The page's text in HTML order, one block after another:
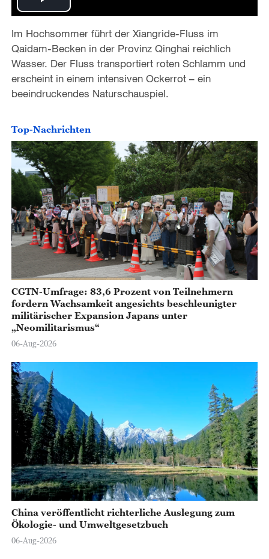
P
l
a
y
i
d
e
o
Im Hochsommer führt der Xiangride-Fluss im
Qaidam-Becken in der Provinz Qinghai reichlich
Wasser. Der Fluss transportiert roten Schlamm und
erscheint in einem intensiven Ockerrot – ein
beeindruckendes Naturschauspiel.
Top-Nachrichten
CGTN-Umfrage: 83,6 Prozent von Teilnehmern
fordern Wachsamkeit angesichts beschleunigter
militärischer Expansion Japans unter
„Neomilitarismus“
06-Aug-2026
China veröffentlicht richterliche Auslegung zum
Ökologie- und Umweltgesetzbuch
06-Aug-2026